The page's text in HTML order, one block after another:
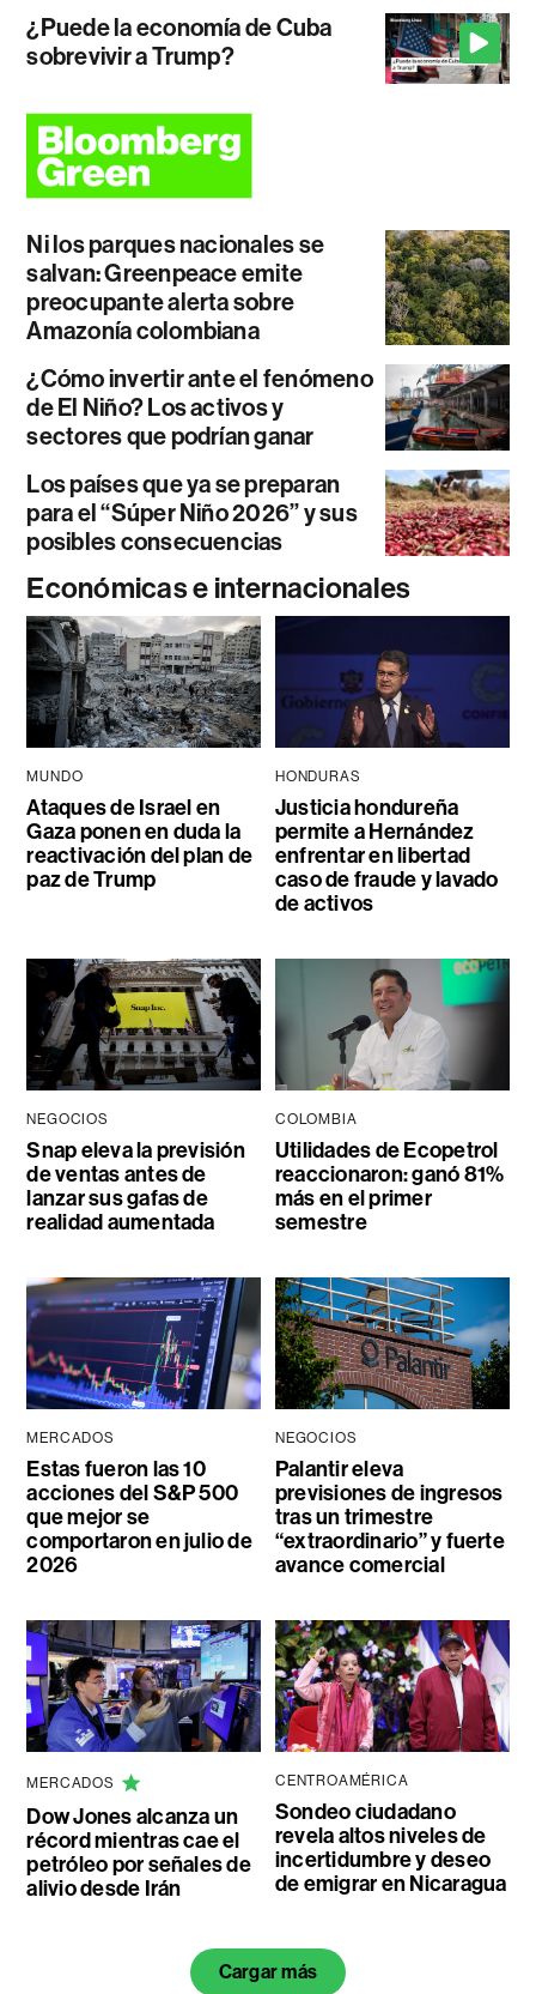
¿Puede la economía de Cuba
sobrevivir a Trump?
Ni los parques nacionales se
salvan: Greenpeace emite
preocupante alerta sobre
Amazonía colombiana
¿Cómo invertir ante el fenómeno
de El Niño? Los activos y
sectores que podrían ganar
Los países que ya se preparan
para el “Súper Niño 2026” y sus
posibles consecuencias
Económicas e internacionales
MUNDO
Ataques de Israel en
Gaza ponen en duda la
reactivación del plan de
paz de Trump
HONDURAS
Justicia hondureña
permite a Hernández
enfrentar en libertad
caso de fraude y lavado
de activos
NEGOCIOS
Snap eleva la previsión
de ventas antes de
lanzar sus gafas de
realidad aumentada
COLOMBIA
Utilidades de Ecopetrol
reaccionaron: ganó 81%
más en el primer
semestre
MERCADOS
Estas fueron las 10
acciones del S&P 500
que mejor se
comportaron en julio de
2026
NEGOCIOS
Palantir eleva
previsiones de ingresos
tras un trimestre
“extraordinario” y fuerte
avance comercial
MERCADOS
Dow Jones alcanza un
récord mientras cae el
petróleo por señales de
alivio desde Irán
CENTROAMÉRICA
Sondeo ciudadano
revela altos niveles de
incertidumbre y deseo
de emigrar en Nicaragua
Cargar más